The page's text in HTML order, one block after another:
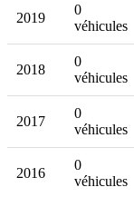
2019
0
véhicules
2018
0
véhicules
2017
0
véhicules
2016
0
véhicules